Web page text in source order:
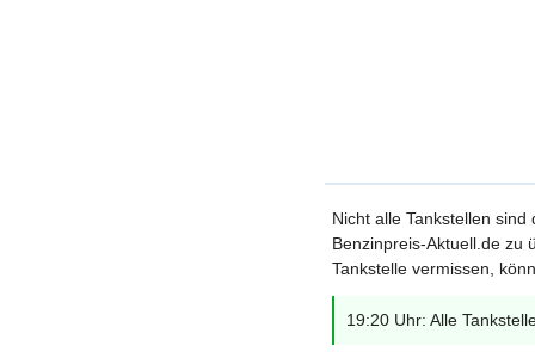
Nicht alle Tankstellen
Benzinpreis-Aktuell.de zu
Tankstelle vermissen,
19:20 Uhr: Alle